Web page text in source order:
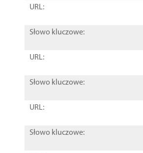
URL:
Słowo kluczowe:
URL:
Słowo kluczowe:
URL:
Słowo kluczowe: